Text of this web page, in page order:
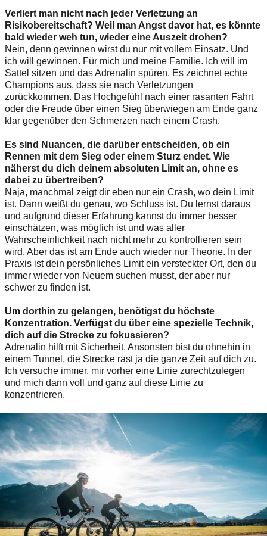
Verliert man nicht nach jeder Verletzung an
Risikobereitschaft? Weil man Angst davor hat, es könnte
bald wieder weh tun, wieder eine Auszeit drohen?
Nein, denn gewinnen wirst du nur mit vollem Einsatz. Und
ich will gewinnen. Für mich und meine Familie. Ich will im
Sattel sitzen und das Adrenalin spüren. Es zeichnet echte
Champions aus, dass sie nach Verletzungen
zurückkommen.­ Das Hochgefühl nach einer rasanten Fahrt
oder die Freude über einen Sieg überwiegen am Ende ganz
klar gegenüber den Schmerzen nach einem Crash.
Es sind Nuancen, die darüber entscheiden, ob ein
Rennen mit dem Sieg oder einem Sturz endet. Wie
näherst du dich deinem absoluten Limit an, ohne es
dabei zu übertreiben?
Naja, manchmal zeigt dir eben nur ein Crash, wo dein Limit
ist. Dann weißt du genau, wo Schluss ist. Du lernst daraus
und aufgrund dieser Erfahrung kannst du immer besser
einschätzen, was möglich ist und was aller
Wahrscheinlichkeit nach nicht mehr zu kontrollieren sein
wird. Aber das ist am Ende auch wieder nur Theorie. In der
Praxis ist dein persönliches Limit ein versteckter Ort, den du
immer wieder von Neuem suchen musst, der aber nur
schwer zu finden ist.
Um dorthin zu gelangen, benötigst du höchste
Konzentration. Verfügst du über eine spezielle Technik,
dich auf die Strecke zu fokussieren?
Adrenalin hilft mit Sicherheit. Ansonsten bist du ohnehin in
einem Tunnel, die Strecke rast ja die ganze Zeit auf dich zu.
Ich versuche immer, mir vorher eine Linie zurechtzulegen
und mich dann voll und ganz auf diese Linie zu
konzentrieren.